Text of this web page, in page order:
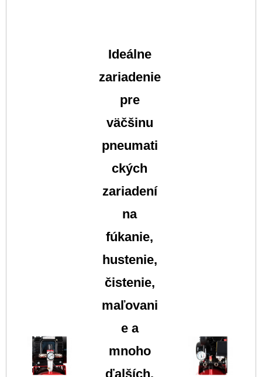
Ideálne
zariadenie
pre
väčšinu
pneumati
ckých
zariadení
na
fúkanie,
hustenie,
čistenie,
maľovani
e a
mnoho
ďalších.